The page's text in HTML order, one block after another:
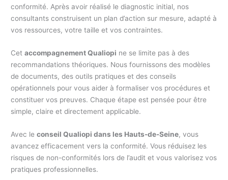
conformité. Après avoir réalisé le diagnostic initial, nos
consultants construisent un plan d’action sur mesure, adapté à
vos ressources, votre taille et vos contraintes.
Cetaccompagnement Qualiopi ne se limite pas à des
recommandations théoriques. Nous fournissons des modèles
de documents, des outils pratiques et des conseils
opérationnels pour vous aider à formaliser vos procédures et
constituer vos preuves. Chaque étape est pensée pour être
simple, claire et directement applicable.
Avec leconseil Qualiopi dans les Hauts-de-Seine, vous
avancez efficacement vers la conformité. Vous réduisez les
risques de non-conformités lors de l’audit et vous valorisez vos
pratiques professionnelles.